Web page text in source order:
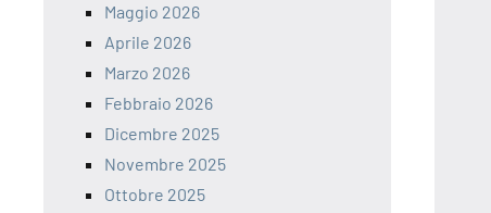
Maggio 2026
Aprile 2026
Marzo 2026
Febbraio 2026
Dicembre 2025
Novembre 2025
Ottobre 2025